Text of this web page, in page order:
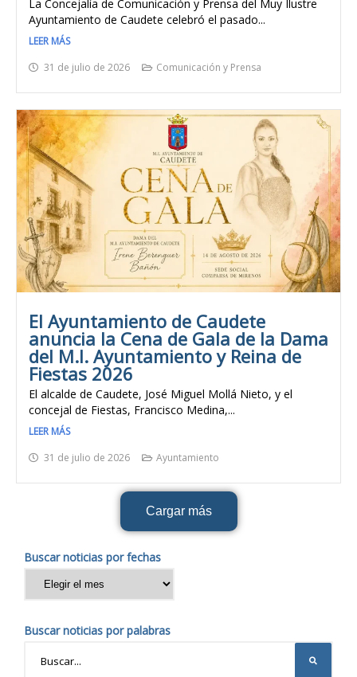
La Concejalía de Comunicación y Prensa del Muy Ilustre
Ayuntamiento de Caudete celebró el pasado...
LEER MÁS
31 de julio de 2026
Comunicación y Prensa
El Ayuntamiento de Caudete
anuncia la Cena de Gala de la Dama
del M.I. Ayuntamiento y Reina de
Fiestas 2026
El alcalde de Caudete, José Miguel Mollá Nieto, y el
concejal de Fiestas, Francisco Medina,...
LEER MÁS
31 de julio de 2026
Ayuntamiento
Cargar más
Buscar noticias por fechas
Buscar noticias por palabras